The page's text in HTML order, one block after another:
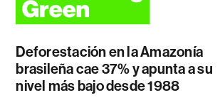
Deforestación en la Amazonía
brasileña cae 37% y apunta a su
nivel más bajo desde 1988